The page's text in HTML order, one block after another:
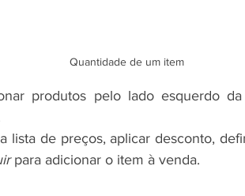
Quantidade de um item
produtos pelo lado esquerdo
lista de preços, aplicar desconto,
para adicionar o item à venda.